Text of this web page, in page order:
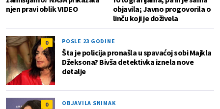
njen pravi oblik VIDEO
objavila; Javno progovorila o
linču koji je doživela
0 POSLE 23 GODINE
Šta je policija pronašla u spavaćoj sobi Majkla
Džeksona? Bivša detektivka iznela nove
detalje
0 OBJAVILA SNIMAK